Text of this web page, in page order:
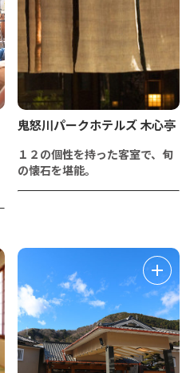
鬼怒川パークホテルズ 木心亭
１２の個性を持った客室で、旬
の懐石を堪能。